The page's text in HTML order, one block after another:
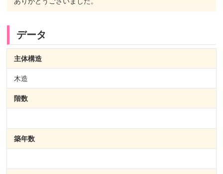
データ
主体構造
木造
階数
築年数